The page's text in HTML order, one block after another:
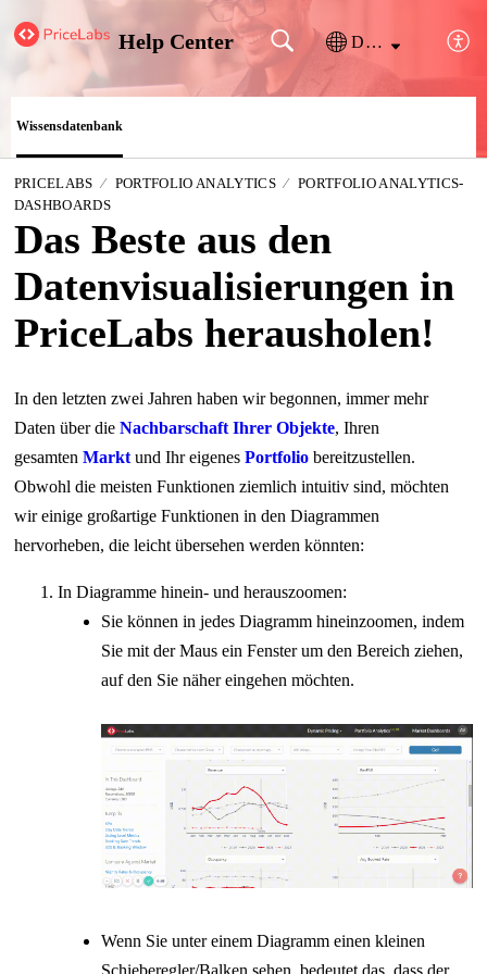
Help Center Deutsch
Wissensdatenbank
PRICELABS PORTFOLIO ANALYTICS
PORTFOLIO ANALYTICS-
DASHBOARDS
Das Beste aus den
Datenvisualisierungen in
PriceLabs herausholen!
In den letzten zwei Jahren haben wir begonnen, immer mehr
Daten über die Nachbarschaft Ihrer Objekte, Ihren
gesamten Marktund Ihr eigenes Portfoliobereitzustellen.
Obwohl die meisten Funktionen ziemlich intuitiv sind, möchten
wir einige großartige Funktionen in den Diagrammen
hervorheben, die leicht übersehen werden könnten:
In Diagramme hinein- und herauszoomen:
Sie können in jedes Diagramm hineinzoomen, indem
Sie mit der Maus ein Fenster um den Bereich ziehen,
auf den Sie näher eingehen möchten.
Wenn Sie unter einem Diagramm einen kleinen
Schieberegler/Balken sehen, bedeutet das, dass der